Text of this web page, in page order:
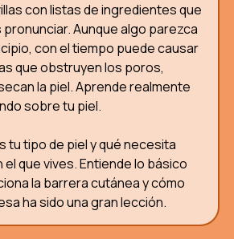
con listas de ingredientes que
Aunque algo parezca
con el tiempo puede causar
que obstruyen los poros,
la piel. Aprende realmente
sobre tu piel.
tu tipo de piel y qué necesita
el que vives. Entiende lo básico
la barrera cutánea y cómo
ha sido una gran lección.